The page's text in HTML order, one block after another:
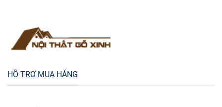
HỖ TRỢ MUA HÀNG